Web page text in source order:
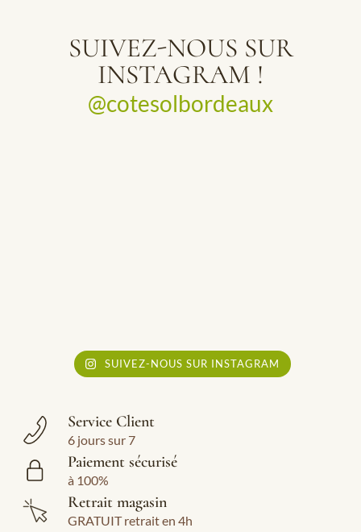
SUIVEZ-NOUS SUR
INSTAGRAM !
@cotesolbordeaux
SUIVEZ-NOUS SUR INSTAGRAM
Service Client
6 jours sur 7
Paiement sécurisé
à 100%
Retrait magasin
GRATUIT retrait en 4h